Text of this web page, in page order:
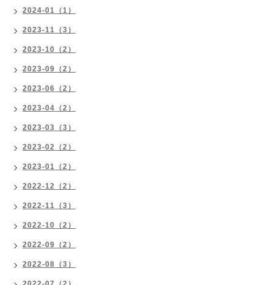
2024-01（1）
2023-11（3）
2023-10（2）
2023-09（2）
2023-06（2）
2023-04（2）
2023-03（3）
2023-02（2）
2023-01（2）
2022-12（2）
2022-11（3）
2022-10（2）
2022-09（2）
2022-08（3）